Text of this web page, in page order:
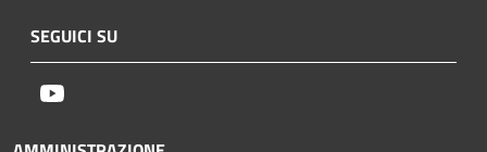
SEGUICI SU